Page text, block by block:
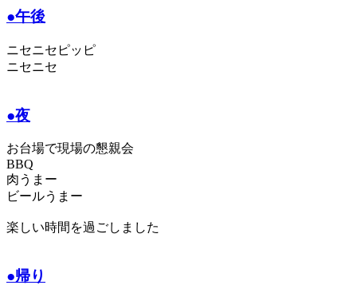
●午後
ニセニセピッピ
ニセニセ
●夜
お台場で現場の懇親会
BBQ
肉うまー
ビールうまー
楽しい時間を過ごしました
●帰り